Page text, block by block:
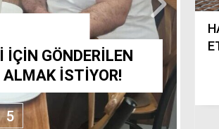
İÇİN GÖNDERİLEN
ALMAK İSTİYOR!
5
HANAK VE ÇILDIR’DA AŞURE
ETKİNLİĞİ..